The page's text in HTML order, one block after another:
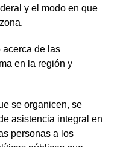
y el modo en que
acerca de las
en la región y
se organicen, se
asistencia integral en
personas a los